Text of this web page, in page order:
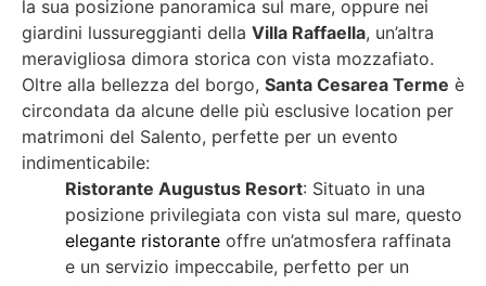
la sua posizione panoramica sul mare, oppure nei
giardini lussureggianti della Villa Raffaella, un’altra
meravigliosa dimora storica con vista mozzafiato.
Oltre alla bellezza del borgo, Santa Cesarea Terme è
circondata da alcune delle più esclusive location per
matrimoni del Salento, perfette per un evento
indimenticabile:
Ristorante Augustus Resort: Situato in una
posizione privilegiata con vista sul mare, questo
elegante ristorante offre un’atmosfera raffinata
e un servizio impeccabile, perfetto per un